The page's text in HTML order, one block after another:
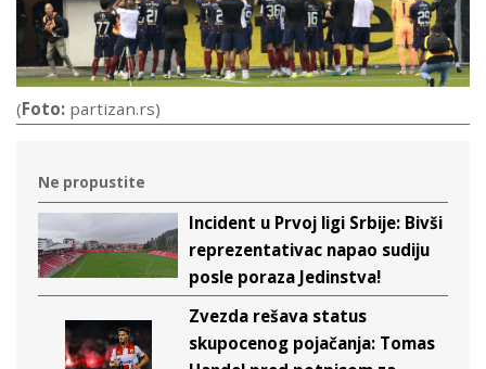
(Foto: partizan.rs)
Ne propustite
Incident u Prvoj ligi Srbije: Bivši
reprezentativac napao sudiju
posle poraza Jedinstva!
Zvezda rešava status
skupocenog pojačanja: Tomas